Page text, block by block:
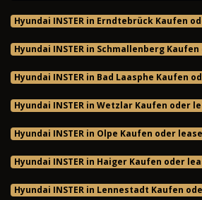
Hyundai INSTER in Erndtebrück Kaufen
Hyundai INSTER in Schmallenberg
Hyundai INSTER in Bad Laasphe Kaufen
Hyundai INSTER in Wetzlar Kaufen oder
Hyundai INSTER in Olpe Kaufen oder
Hyundai INSTER in Haiger Kaufen oder
Hyundai INSTER in Lennestadt Kaufen